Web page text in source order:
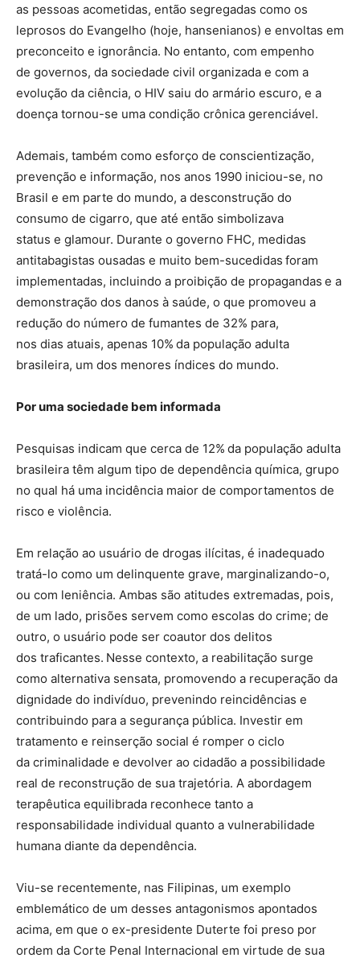
as pessoas acometidas, então segregadas como os
leprosos do Evangelho (hoje, hansenianos) e envoltas em
preconceito e ignorância. No entanto, com empenho
de governos, da sociedade civil organizada e com a
evolução da ciência, o HIV saiu do armário escuro, e a
doença tornou-se uma condição crônica gerenciável.
Ademais, também como esforço de conscientização,
prevenção e informação, nos anos 1990 iniciou-se, no
Brasil e em parte do mundo, a desconstrução do
consumo de cigarro, que até então simbolizava
status e glamour. Durante o governo FHC, medidas
antitabagistas ousadas e muito bem-sucedidas foram
implementadas, incluindo a proibição de propagandas e a
demonstração dos danos à saúde, o que promoveu a
redução do número de fumantes de 32% para,
nos dias atuais, apenas 10% da população adulta
brasileira, um dos menores índices do mundo.
Por uma sociedade bem informada
Pesquisas indicam que cerca de 12% da população adulta
brasileira têm algum tipo de dependência química, grupo
no qual há uma incidência maior de comportamentos de
risco e violência.
Em relação ao usuário de drogas ilícitas, é inadequado
tratá-lo como um delinquente grave, marginalizando-o,
ou com leniência. Ambas são atitudes extremadas, pois,
de um lado, prisões servem como escolas do crime; de
outro, o usuário pode ser coautor dos delitos
dos traficantes. Nesse contexto, a reabilitação surge
como alternativa sensata, promovendo a recuperação da
dignidade do indivíduo, prevenindo reincidências e
contribuindo para a segurança pública. Investir em
tratamento e reinserção social é romper o ciclo
da criminalidade e devolver ao cidadão a possibilidade
real de reconstrução de sua trajetória. A abordagem
terapêutica equilibrada reconhece tanto a
responsabilidade individual quanto a vulnerabilidade
humana diante da dependência.
Viu-se recentemente, nas Filipinas, um exemplo
emblemático de um desses antagonismos apontados
acima, em que o ex-presidente Duterte foi preso por
ordem da Corte Penal Internacional em virtude de sua